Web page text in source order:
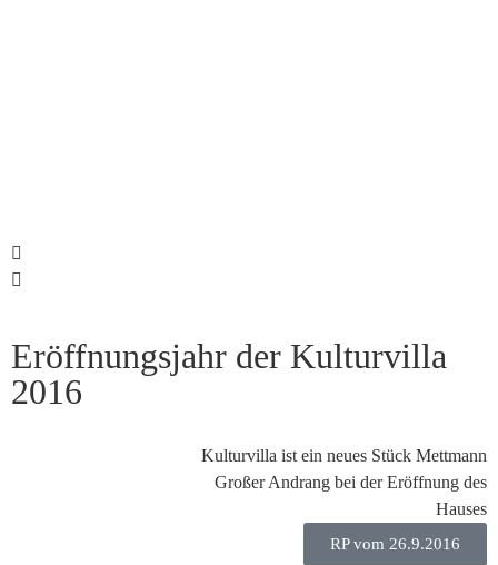
Eröffnungsjahr der Kulturvilla
2016
Kulturvilla ist ein neues Stück Mettmann
Großer Andrang bei der Eröffnung des
Hauses
RP vom 26.9.2016